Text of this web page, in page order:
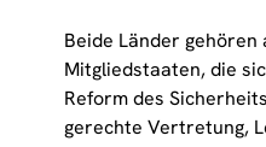
Beide Länder gehören
Mitgliedstaaten, die
Reform des
gerechte Vertretung,